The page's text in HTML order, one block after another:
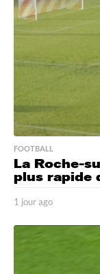
a
FOOTBALL
La Roche-
plus rapide
1 jour ago
o